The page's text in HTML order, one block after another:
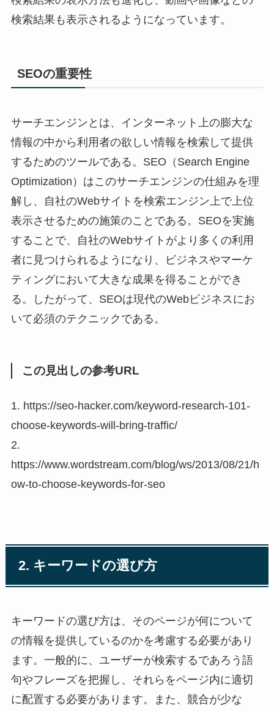
検索結果も表示されるようになっています。
SEOの重要性
サーチエンジンとは、インターネット上の膨大な
情報の中から利用者の欲しい情報を検索して提供
するためのツールである。SEO（Search Engine
Optimization）はこのサーチエンジンの仕組みを理
解し、自社のWebサイトを検索エンジン上で上位
表示させるための施策のことである。SEOを実施
することで、自社のWebサイトがより多くの利用
者に見つけられるようになり、ビジネスやマーケ
ティングにおいて大きな成果を得ることができ
る。したがって、SEOは現代のWebビジネスにお
いて必須のテクニックである。
この見出しの参考URL
1. https://seo-hacker.com/keyword-research-101-
choose-keywords-will-bring-traffic/
2.
https://www.wordstream.com/blog/ws/2013/08/21/h
ow-to-choose-keywords-for-seo
2. キーワードの選び方
キーワードの選び方は、そのページが何について
の情報を提供しているのかを考慮する必要があり
ます。一般的に、ユーザーが検索するであろう語
句やフレーズを把握し、それらをページ内に適切
に配置する必要があります。また、競合が少な